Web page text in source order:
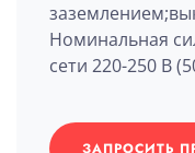
Номинальная
сети 220-250 В
ЗАПРОСИТЬ